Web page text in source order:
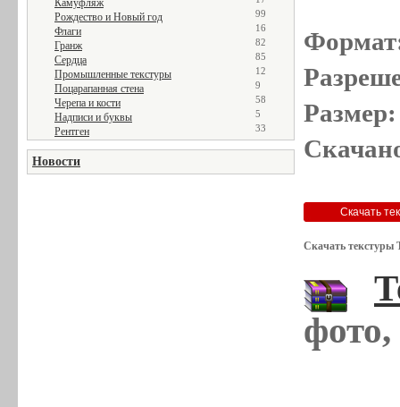
Камуфляж
Рождество и Новый год 99
Флаги 16
Гранж 82
Сердца 85
Промышленные текстуры 12
Поцарапанная стена 9
Черепа и кости 58
Надписи и буквы 5
Рентген 33
Новости
Скачать текстуры